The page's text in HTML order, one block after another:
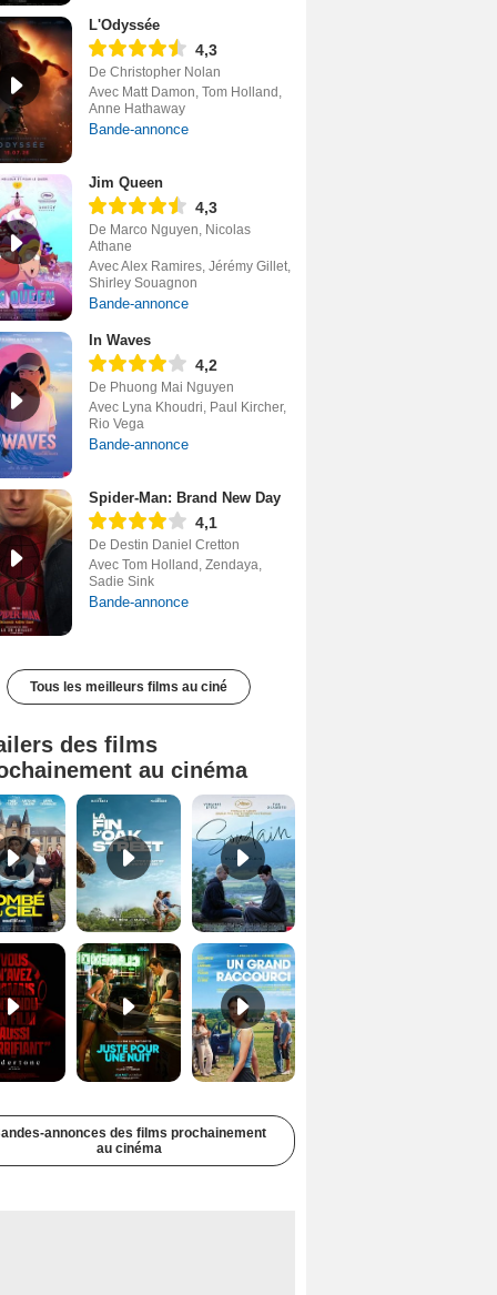
L'Odyssée
4,3
De Christopher Nolan
Avec Matt Damon, Tom Holland,
Anne Hathaway
Bande-annonce
Jim Queen
4,3
De Marco Nguyen, Nicolas
Athane
Avec Alex Ramires, Jérémy Gillet,
Shirley Souagnon
Bande-annonce
In Waves
4,2
De Phuong Mai Nguyen
Avec Lyna Khoudri, Paul Kircher,
Rio Vega
Bande-annonce
Spider-Man: Brand New Day
4,1
De Destin Daniel Cretton
Avec Tom Holland, Zendaya,
Sadie Sink
Bande-annonce
Tous les meilleurs films au ciné
des films
au cinéma
Tombé du ciel Bande-annonce VF La fin d’Oak Street Bande-annonce VO STFR
Undertone Bande-annonce VO STFR Juste pour une nuit Bande-annonce VO STFR Un grand raccourci Bande-annonce VF
annonces des films prochainement
au cinéma